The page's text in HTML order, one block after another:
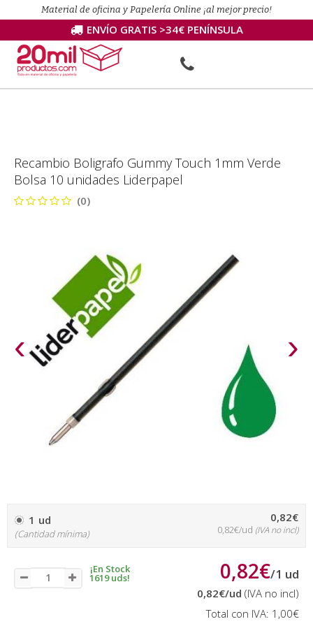
Material de oficina y Papelería Online ¡al mejor precio!
ENVÍO GRATIS >34€ PENÍNSULA
Recambio Boligrafo Gummy Touch 1mm Verde
Bolsa 10 unidades Liderpapel
(0)
‹ ›
1 ud
(Cantidad mínima)
0,82€
0,82€/ud (IVA no incl)
¡En Stock
1619 uds! 0,82€/1 ud
0,82€/ud (IVA no incl)
Total con IVA: 1,00€